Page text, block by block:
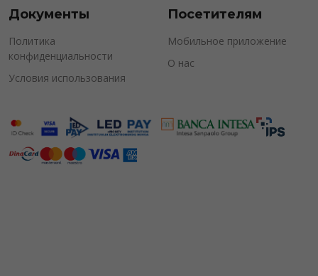
Документы
Политика
конфиденциальности
Условия использования
Посетителям
Мобильное приложение
О нас